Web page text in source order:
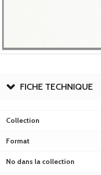
FICHE TECHNIQUE
Collection
Format
No dans la collection